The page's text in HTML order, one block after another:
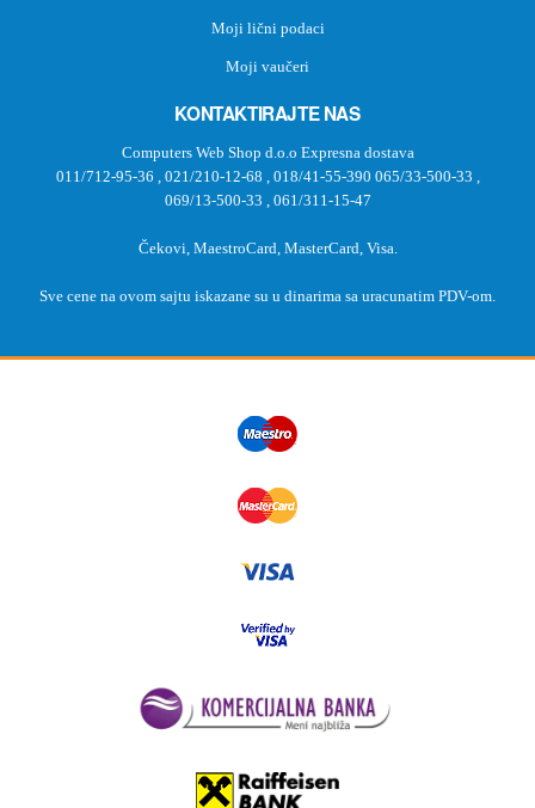
Moji lični podaci
Moji vaučeri
KONTAKTIRAJTE NAS
Computers Web Shop d.o.o Expresna dostava
011/712-95-36
021/210-12-68 018/41-55-390 065/33-500-33
069/13-500-33
061/311-15-47
Čekovi, MaestroCard, MasterCard, Visa.
Sve cene na ovom sajtu iskazane su u dinarima sa uracunatim PDV-om.